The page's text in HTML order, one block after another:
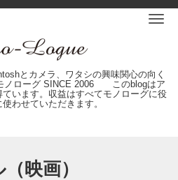
とカメラ、ワタシの興味関心の向く
ノローグ SINCE 2006 このblogはア
います。収益はすべてモノローグに役
わせていただきます。
映画）